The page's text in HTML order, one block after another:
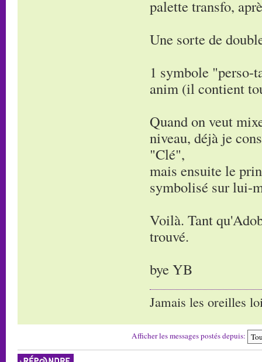
palette transfo,
Une sorte de
1 symbole "perso-
anim (il contient
Quand on veut
niveau, déjà je
"Clé",
mais ensuite le
symbolisé sur lui-
Voilà. Tant
trouvé.
bye YB
Jamais les oreilles
Afficher les messages postés depuis:
Répondre